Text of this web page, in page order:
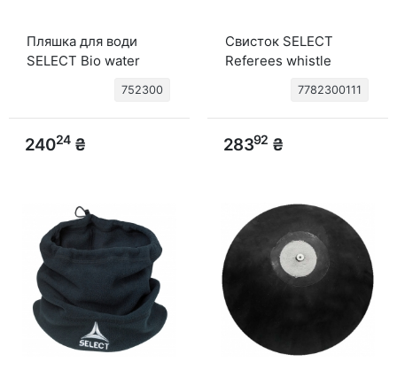
Пляшка для води
SELECT Bio water
752300
24024₴
Свисток SELECT
Referees whistle
7782300111
28392 ₴